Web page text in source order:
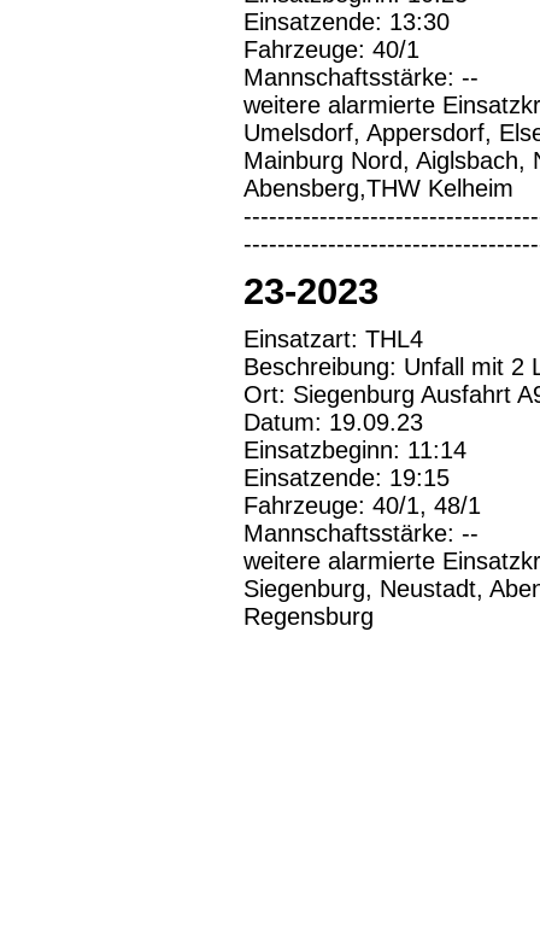
Einsatzende: 13:30
Fahrzeuge: 40/1
Mannschaftsstärke: --
weitere alarmierte
Umelsdorf, Appersdorf,
Mainburg Nord, Aiglsbach,
Abensberg,THW Kelheim
23-2023
Einsatzart: THL4
Beschreibung: Unfall mit 2
Ort: Siegenburg Ausfahrt
Datum: 19.09.23
Einsatzbeginn: 11:14
Einsatzende: 19:15
Fahrzeuge: 40/1, 48/1
Mannschaftsstärke: --
weitere alarmierte
Siegenburg, Neustadt,
Regensburg